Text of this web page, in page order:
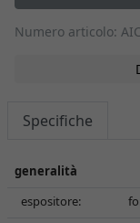
Numero articolo:
Specifiche
generalità
espositore: